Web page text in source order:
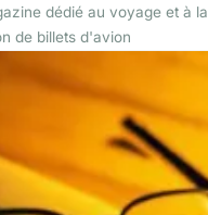
dédié au voyage et à la
de billets d'avion